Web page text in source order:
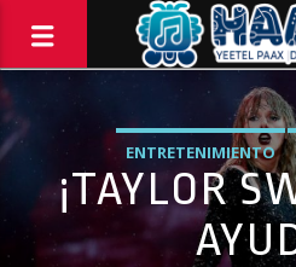
ENTRETENIMIENTO
¡TAYLOR